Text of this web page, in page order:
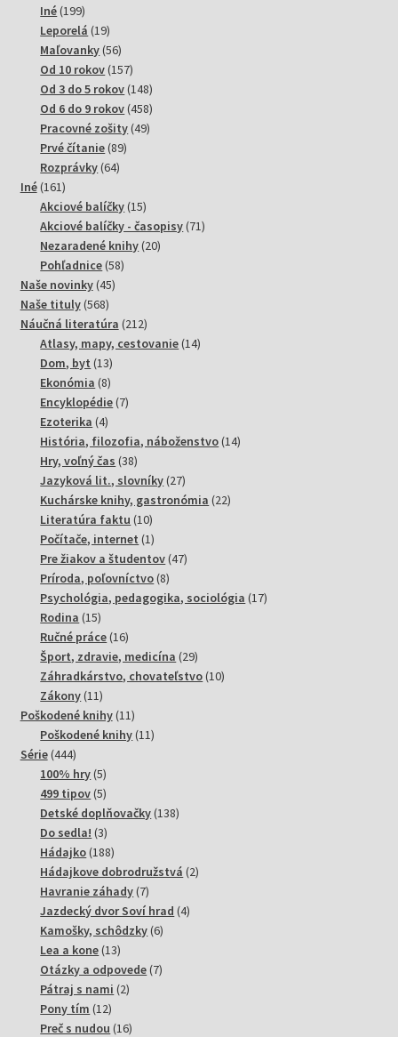
Iné 199199
produktov
Leporelá 1919
produktov
Maľovanky 5656
produktov
Od 10 rokov 157157
produktov
Od 3 do 5 rokov 148148
produktov
Od 6 do 9 rokov 458458
produktov
Pracovné zošity 4949
Prvé čítanie 8989
Rozprávky 6464
Iné 161161
produktov
Akciové balíčky 1515
produktov
Akciové balíčky - časopisy 7171
Nezaradené knihy 2020
Pohľadnice 5858
Naše novinky 4545
Naše tituly 568568
produktov
Náučná literatúra 212212
produktov
Atlasy, mapy, cestovanie 1414
Dom, byt 1313
produktov
Ekonómia 88
produktov
Encyklopédie 77
Ezoterika 44
produkty
História, filozofia, náboženstvo 1414
Hry, voľný čas 3838
produktov
Jazyková lit., slovníky 2727
produktov
Kuchárske knihy, gastronómia 2222
Literatúra faktu 1010
produktov
Počítače, internet 11
produkt
Pre žiakov a študentov 4747
Príroda, poľovníctvo 88
produktov
Psychológia, pedagogika, sociológia 1717
Rodina 1515
produktov
Ručné práce 1616
produktov
Šport, zdravie, medicína 2929
produktov
Záhradkárstvo, chovateľstvo 1010
Zákony 1111
produktov
Poškodené knihy 1111
produktov
Poškodené knihy 1111
Série 444444
produktov
100% hry 55
produktov
499 tipov 55
produktov
Detské doplňovačky 138138
Do sedla! 33
produkty
Hádajko 188188
produktov
Hádajkove dobrodružstvá 22
Havranie záhady 77
produktov
Jazdecký dvor Soví hrad 44
Kamošky, schôdzky 66
Lea a kone 1313
produktov
Otázky a odpovede 77
Pátraj s nami 22
Pony tím 1212
produktov
Preč s nudou 1616